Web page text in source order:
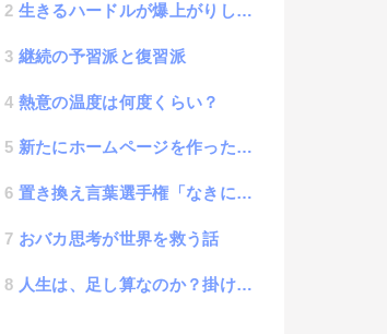
生きるハードルが爆上がりしている話
継続の予習派と復習派
熱意の温度は何度くらい？
新たにホームページを作ったら客がどんどん来ると思ってしまう心理効果に名称があった
置き換え言葉選手権「なきにしもあらず」
おバカ思考が世界を救う話
人生は、足し算なのか？掛け算なのか？